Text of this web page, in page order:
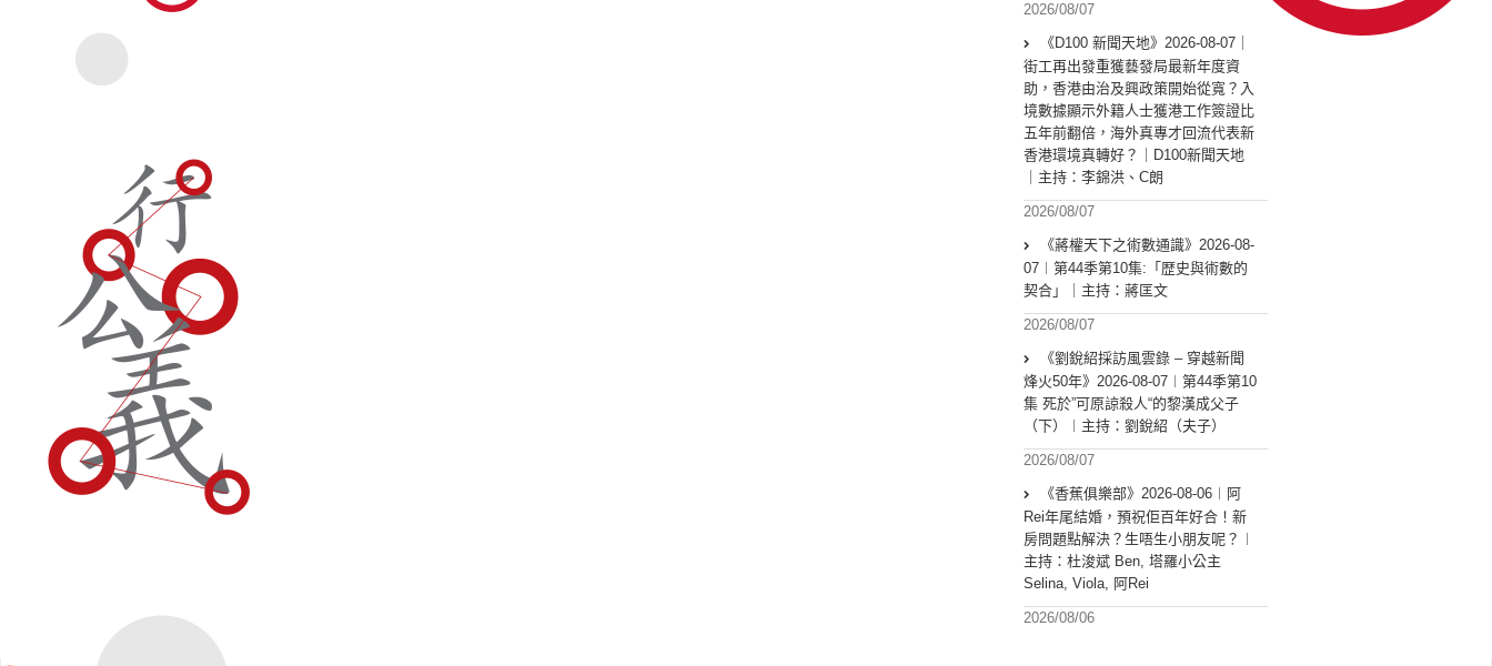
2026/08/07
《D100 新聞天地》2026-08-07｜
街工再出發重獲藝發局最新年度資
助，香港由治及興政策開始從寬？入
境數據顯示外籍人士獲港工作簽證比
五年前翻倍，海外真專才回流代表新
香港環境真轉好？｜D100新聞天地
｜主持：李錦洪、C朗
2026/08/07
《蔣權天下之術數通識》2026-08-
07︱第44季第10集:「歴史與術數的
契合」｜主持：蔣匡文
2026/08/07
《劉銳紹採訪風雲錄 – 穿越新聞
烽火50年》2026-08-07︱第44季第10
集 死於”可原諒殺人“的黎漢成父子
（下）︱主持：劉銳紹（夫子）
2026/08/07
《香蕉俱樂部》2026-08-06︱阿
Rei年尾結婚，預祝佢百年好合！新
房問題點解決？生唔生小朋友呢？︱
主持：杜浚斌 Ben, 塔羅小公主
Selina, Viola, 阿Rei
2026/08/06